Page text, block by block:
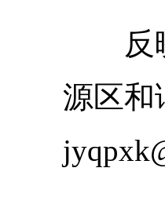
源区和